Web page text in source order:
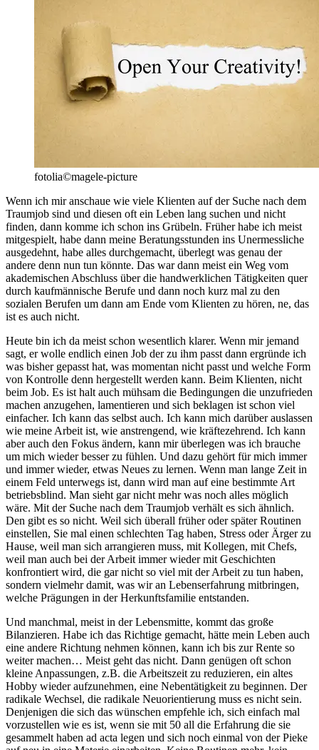
fotolia©magele-picture
Wenn ich mir anschaue wie viele Klienten auf der Suche nach dem
Traumjob sind und diesen oft ein Leben lang suchen und nicht
finden, dann komme ich schon ins Grübeln. Früher habe ich meist
mitgespielt, habe dann meine Beratungsstunden ins Unermessliche
ausgedehnt, habe alles durchgemacht, überlegt was genau der
andere denn nun tun könnte. Das war dann meist ein Weg vom
akademischen Abschluss über die handwerklichen Tätigkeiten quer
durch kaufmännische Berufe und dann noch kurz mal zu den
sozialen Berufen um dann am Ende vom Klienten zu hören, ne, das
ist es auch nicht.
Heute bin ich da meist schon wesentlich klarer. Wenn mir jemand
sagt, er wolle endlich einen Job der zu ihm passt dann ergründe ich
was bisher gepasst hat, was momentan nicht passt und welche Form
von Kontrolle denn hergestellt werden kann. Beim Klienten, nicht
beim Job. Es ist halt auch mühsam die Bedingungen die unzufrieden
machen anzugehen, lamentieren und sich beklagen ist schon viel
einfacher. Ich kann das selbst auch. Ich kann mich darüber auslassen
wie meine Arbeit ist, wie anstrengend, wie kräftezehrend. Ich kann
aber auch den Fokus ändern, kann mir überlegen was ich brauche
um mich wieder besser zu fühlen. Und dazu gehört für mich immer
und immer wieder, etwas Neues zu lernen. Wenn man lange Zeit in
einem Feld unterwegs ist, dann wird man auf eine bestimmte Art
betriebsblind. Man sieht gar nicht mehr was noch alles möglich
wäre. Mit der Suche nach dem Traumjob verhält es sich ähnlich.
Den gibt es so nicht. Weil sich überall früher oder später Routinen
einstellen, Sie mal einen schlechten Tag haben, Stress oder Ärger zu
Hause, weil man sich arrangieren muss, mit Kollegen, mit Chefs,
weil man auch bei der Arbeit immer wieder mit Geschichten
konfrontiert wird, die gar nicht so viel mit der Arbeit zu tun haben,
sondern vielmehr damit, was wir an Lebenserfahrung mitbringen,
welche Prägungen in der Herkunftsfamilie entstanden.
Und manchmal, meist in der Lebensmitte, kommt das große
Bilanzieren. Habe ich das Richtige gemacht, hätte mein Leben auch
eine andere Richtung nehmen können, kann ich bis zur Rente so
weiter machen… Meist geht das nicht. Dann genügen oft schon
kleine Anpassungen, z.B. die Arbeitszeit zu reduzieren, ein altes
Hobby wieder aufzunehmen, eine Nebentätigkeit zu beginnen. Der
radikale Wechsel, die radikale Neuorientierung muss es nicht sein.
Denjenigen die sich das wünschen empfehle ich, sich einfach mal
vorzustellen wie es ist, wenn sie mit 50 all die Erfahrung die sie
gesammelt haben ad acta legen und sich noch einmal von der Pieke